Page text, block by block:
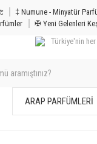
𐦝 ‡ Numune - Minyatür
✠ Yeni Gelenleri
Türkiye'nin
ARAP PARFÜMLERİ